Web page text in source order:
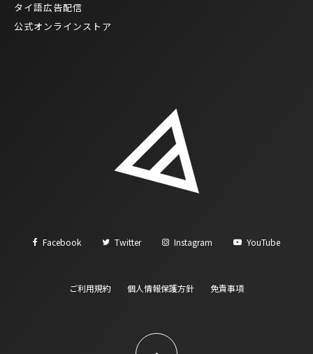
タイ語広告配信
公式オンラインストア
Facebook Twitter Instagram YouTube
ご利用規約 個人情報保護方針 免責事項